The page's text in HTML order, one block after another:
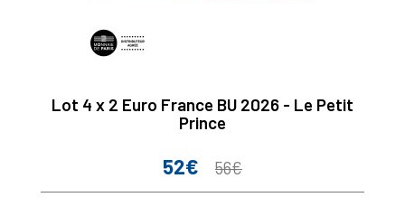
Lot 4 x 2 Euro France BU 2026 - Le Petit
Prince
Prix
52€
Prix
56€